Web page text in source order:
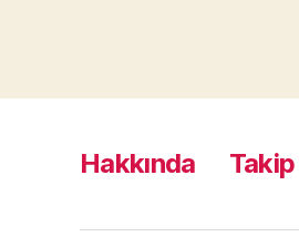
Hakkında